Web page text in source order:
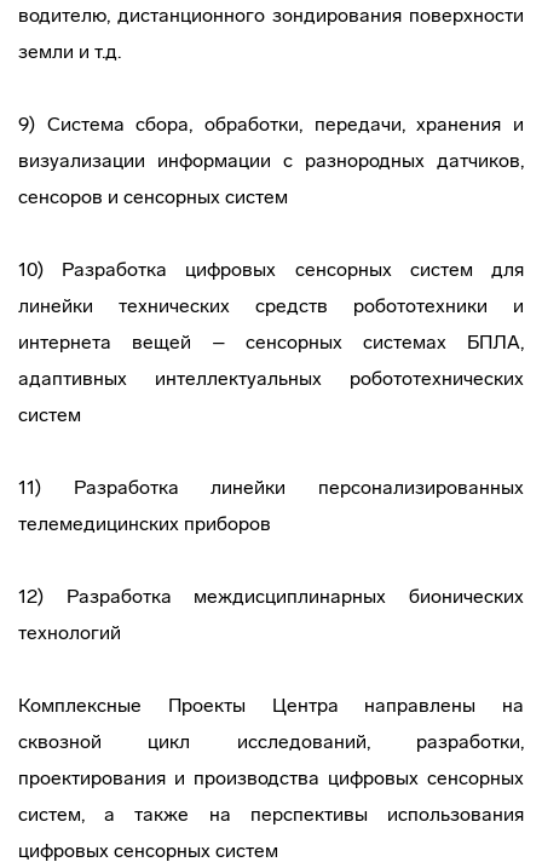
водителю, дистанционного зондирования поверхности
земли и т.д.
9) Система сбора, обработки, передачи, хранения и
визуализации информации с разнородных датчиков,
сенсоров и сенсорных систем
10) Разработка цифровых сенсорных систем для
линейки технических средств робототехники и
интернета вещей – сенсорных системах БПЛА,
адаптивных интеллектуальных робототехнических
систем
11) Разработка линейки персонализированных
телемедицинских приборов
12) Разработка междисциплинарных бионических
технологий
Комплексные Проекты Центра направлены на
сквозной цикл исследований, разработки,
проектирования и производства цифровых сенсорных
систем, а также на перспективы использования
цифровых сенсорных систем